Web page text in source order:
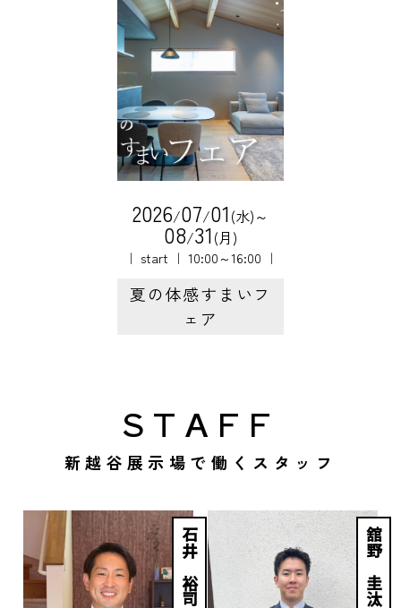
2026/07/01(水)～
08/31(月)
｜ start ｜ 10:00～16:00 ｜
夏の体感すまいフ
ェア
STAFF
新越谷展示場で働くスタッフ
石井 裕司 舘野 圭汰